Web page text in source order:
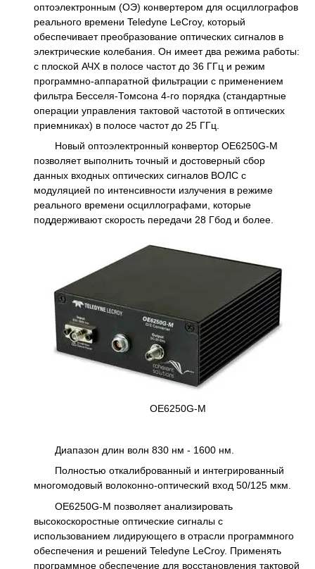
оптоэлектронным (ОЭ) конвертером для осциллографов
реального времени Teledyne LeCroy, который
обеспечивает преобразование оптических сигналов в
электрические колебания. Он имеет два режима работы:
с плоской АЧХ в полосе частот до 36 ГГц и режим
программно-аппаратной фильтрации с применением
фильтра Бесселя-Томсона 4-го порядка (стандартные
операции управления тактовой частотой в оптических
приемниках) в полосе частот до 25 ГГц.
Новый оптоэлектронный конвертор OE6250G-M
позволяет выполнить точный и достоверный сбор
данных входных оптических сигналов ВОЛС с
модуляцией по интенсивности излучения в режиме
реального времени осциллографами, которые
поддерживают скорость передачи 28 Гбод и более.
OE6250G-M
Диапазон длин волн 830 нм - 1600 нм.
Полностью откалиброванный и интегрированный
многомодовый волоконно-оптический вход 50/125 мкм.
OE6250G-M позволяет анализировать
высокоскоростные оптические сигналы с
использованием лидирующего в отрасли программного
обеспечения и решений Teledyne LeCroy. Применять
программное обеспечение для восстановления тактовой